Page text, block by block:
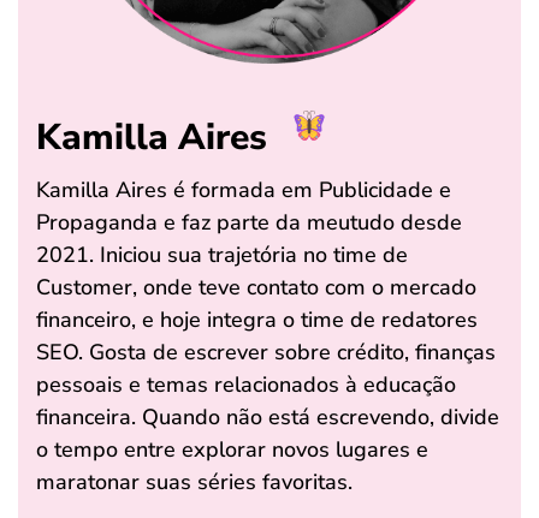
Kamilla Aires
Kamilla Aires é formada em Publicidade e
Propaganda e faz parte da meutudo desde
2021. Iniciou sua trajetória no time de
Customer, onde teve contato com o mercado
financeiro, e hoje integra o time de redatores
SEO. Gosta de escrever sobre crédito, finanças
pessoais e temas relacionados à educação
financeira. Quando não está escrevendo, divide
o tempo entre explorar novos lugares e
maratonar suas séries favoritas.